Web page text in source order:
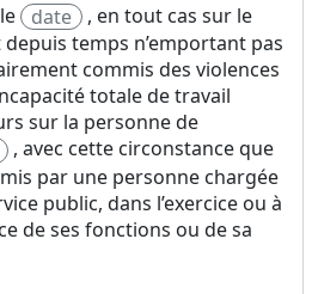
date
, en tout cas sur le
temps n’emportant pas
commis des violences
totale de travail
sur la personne de
, avec cette circonstance que
par une personne chargée
public, dans l’exercice ou à
de ses fonctions ou de sa